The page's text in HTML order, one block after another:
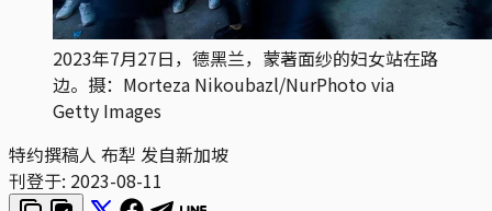
2023年7月27日，德黑兰，蒙著面纱的妇女站在路
边。摄：Morteza Nikoubazl/NurPhoto via
Getty Images
特约撰稿人 布犁 发自新加坡
刊登于: 2023-08-11